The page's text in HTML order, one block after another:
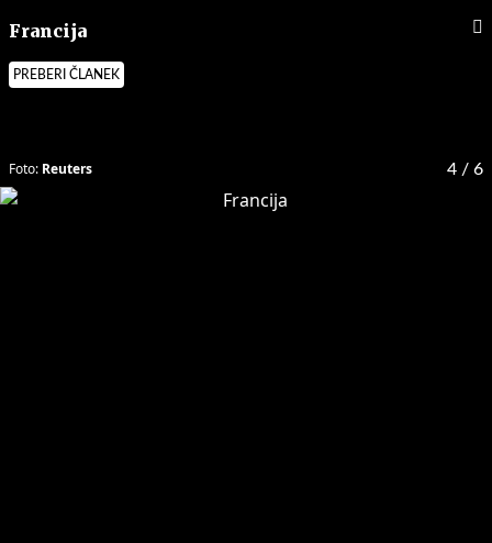
Francija
PREBERI ČLANEK
4 / 6
Foto: Reuters